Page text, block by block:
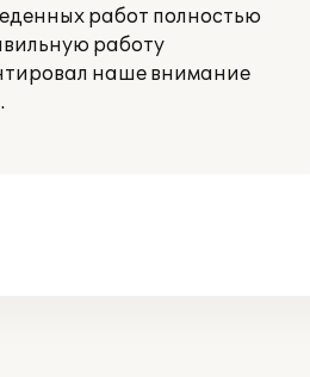
работ полностью
работу
наше внимание